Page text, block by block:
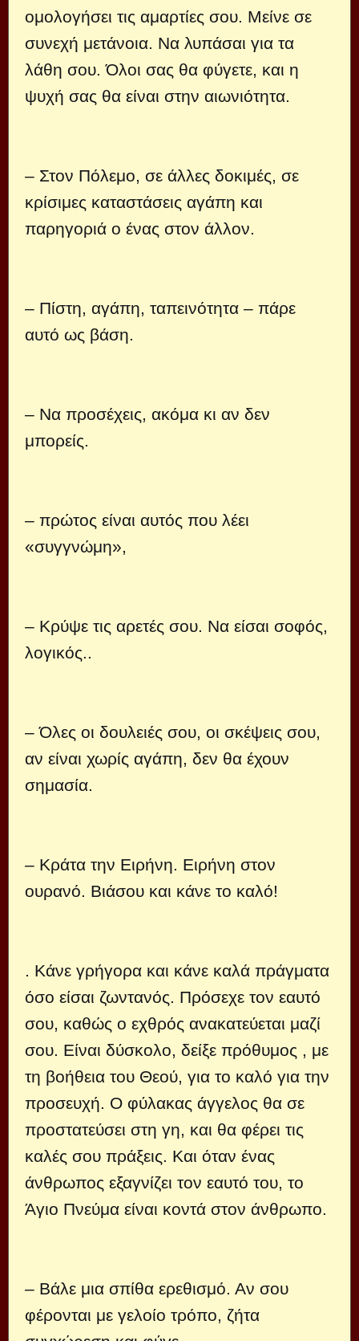
ομολογήσει τις αμαρτίες σου. Μείνε σε
συνεχή μετάνοια. Να λυπάσαι για τα
λάθη σου. Όλοι σας θα φύγετε, και η
ψυχή σας θα είναι στην αιωνιότητα.
– Στον Πόλεμο, σε άλλες δοκιμές, σε
κρίσιμες καταστάσεις αγάπη και
παρηγοριά ο ένας στον άλλον.
– Πίστη, αγάπη, ταπεινότητα – πάρε
αυτό ως βάση.
– Να προσέχεις, ακόμα κι αν δεν
μπορείς.
– πρώτος είναι αυτός που λέει
«συγγνώμη»,
– Κρύψε τις αρετές σου. Να είσαι σοφός,
λογικός..
– Όλες οι δουλειές σου, οι σκέψεις σου,
αν είναι χωρίς αγάπη, δεν θα έχουν
σημασία.
– Κράτα την Ειρήνη. Ειρήνη στον
ουρανό. Βιάσου και κάνε το καλό!
. Κάνε γρήγορα και κάνε καλά πράγματα
όσο είσαι ζωντανός. Πρόσεχε τον εαυτό
σου, καθώς ο εχθρός ανακατεύεται μαζί
σου. Είναι δύσκολο, δείξε πρόθυμος , με
τη βοήθεια του Θεού, για το καλό για την
προσευχή. Ο φύλακας άγγελος θα σε
προστατεύσει στη γη, και θα φέρει τις
καλές σου πράξεις. Και όταν ένας
άνθρωπος εξαγνίζει τον εαυτό του, το
Άγιο Πνεύμα είναι κοντά στον άνθρωπο.
– Βάλε μια σπίθα ερεθισμό. Αν σου
φέρονται με γελοίο τρόπο, ζήτα